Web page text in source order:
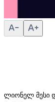
ლიონელ მესი